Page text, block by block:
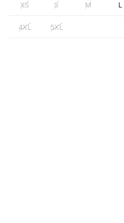
XS S M L
4XL 5XL